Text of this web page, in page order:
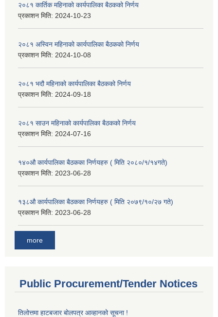
२०८१ कार्तिक महिनाको कार्यपालिका बैठकको निर्णय
प्रकाशन मिति: 2024-10-23
२०८१ अस्विन महिनाको कार्यपालिका बैठकको निर्णय
प्रकाशन मिति: 2024-10-08
२०८१ भदौ महिनाको कार्यपालिका बैठकको निर्णय
प्रकाशन मिति: 2024-09-18
२०८१ साउन महिनाको कार्यपालिका बैठकको निर्णय
प्रकाशन मिति: 2024-07-16
१४०औ कार्यपालिका बैठकका निर्णयहरु ( मिति २०८०/१/१४गते)
प्रकाशन मिति: 2023-06-28
१३८औ कार्यपालिका बैठकका निर्णयहरु ( मिति २०७९/१०/२७ गते)
प्रकाशन मिति: 2023-06-28
more
Public Procurement/Tender Notices
तिलोत्तमा हाटबजार बोलपत्र आव्हानको सूचना !